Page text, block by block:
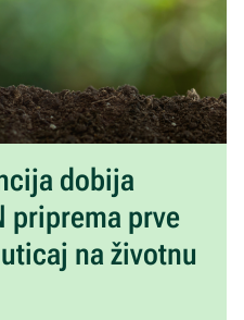
dobija
priprema prve
na životnu